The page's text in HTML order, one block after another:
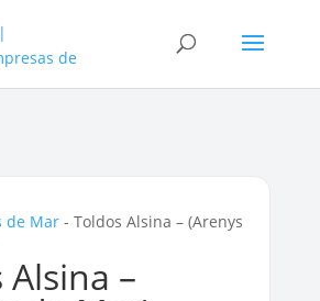
de Mar- Toldos Alsina – (Arenys
–